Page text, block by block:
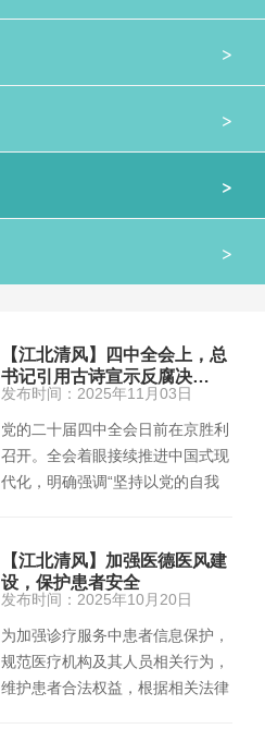
>
>
>
>
【江北清风】四中全会上，总
书记引用古诗宣示反腐决…
发布时间：2025年11月03日
党的二十届四中全会日前在京胜利
召开。全会着眼接续推进中国式现
代化，明确强调“坚持以党的自我
【江北清风】加强医德医风建
设，保护患者安全
发布时间：2025年10月20日
为加强诊疗服务中患者信息保护，
规范医疗机构及其人员相关行为，
维护患者合法权益，根据相关法律